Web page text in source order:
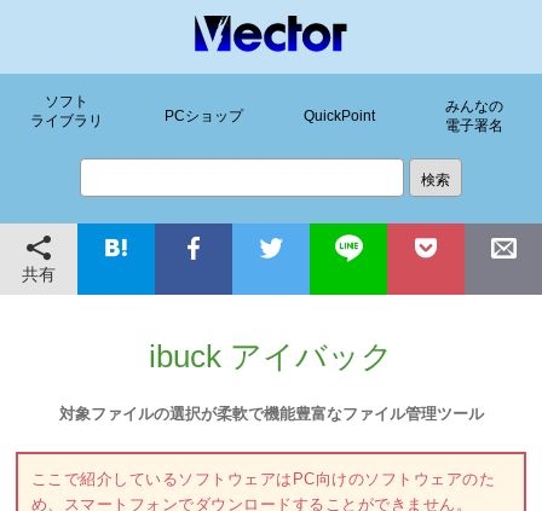
ソフト
ライブラリ
PCショップ QuickPoint
みんなの
電子署名
共有
ibuck アイバック
対象ファイルの選択が柔軟で機能豊富なファイル管理ツール
ここで紹介しているソフトウェアはPC向けのソフトウェアのた
め、スマートフォンでダウンロードすることができません。